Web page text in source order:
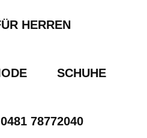
HERREN
SCHUHE
78772040